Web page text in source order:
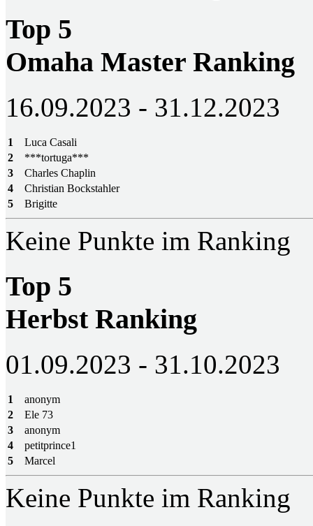
Top 5
Omaha Master Ranking
16.09.2023 - 31.12.2023
1
Luca Casali
2
***tortuga***
3
Charles Chaplin
4
Christian Bockstahler
5
Brigitte
Keine Punkte im Ranking
Top 5
Herbst Ranking
01.09.2023 - 31.10.2023
1
anonym
2
Ele 73
3
anonym
4
petitprince1
5
Marcel
Keine Punkte im Ranking